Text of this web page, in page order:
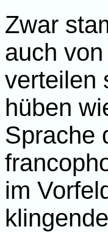
Zwar
auch
verteilen
hüben
Sprache
im